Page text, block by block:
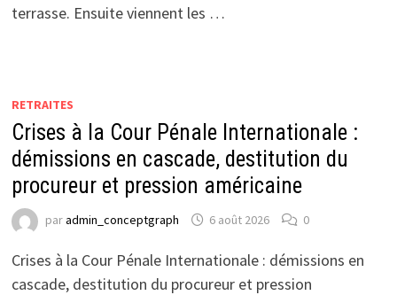
terrasse. Ensuite viennent les …
RETRAITES
Crises à la Cour Pénale Internationale :
démissions en cascade, destitution du
procureur et pression américaine
paradmin_conceptgraph 6 août 2026 0
Crises à la Cour Pénale Internationale : démissions en
cascade, destitution du procureur et pression